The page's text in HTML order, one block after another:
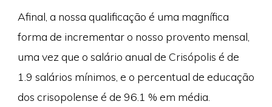
Afinal, a nossa qualificação é uma magnífica
forma de incrementar o nosso provento mensal,
uma vez que o salário anual de Crisópolis é de
1.9 salários mínimos, e o percentual de educação
dos crisopolense é de 96.1 % em média.